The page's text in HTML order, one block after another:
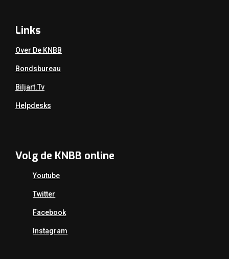
Links
Over De KNBB
Bondsbureau
Biljart.tv
Helpdesks
Volg de KNBB online
Youtube
Twitter
Facebook
Instagram